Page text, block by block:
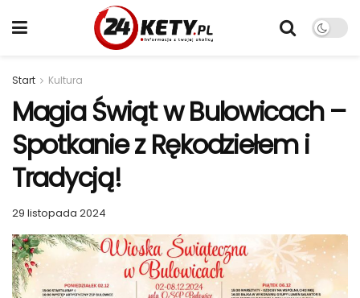
Start Kultura
Magia Świąt w Bulowicach –
Spotkanie z Rękodziełem i
Tradycją!
29 listopada 2024